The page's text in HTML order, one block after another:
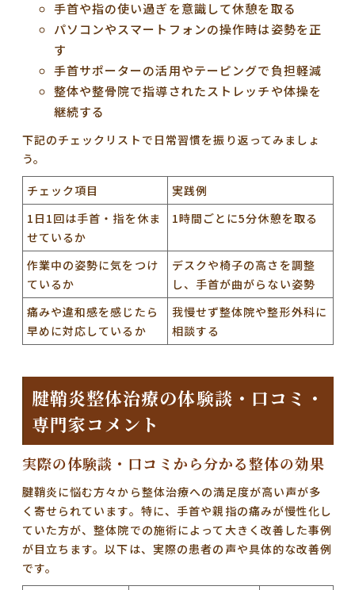
手首や指の使い過ぎを意識して休憩を取る
パソコンやスマートフォンの操作時は姿勢を正
す
手首サポーターの活用やテーピングで負担軽減
整体や整骨院で指導されたストレッチや体操を
継続する
下記のチェックリストで日常習慣を振り返ってみましょ
う。
チェック項目
実践例
1日1回は手首・指を休ま
せているか
1時間ごとに5分休憩を取る
作業中の姿勢に気をつけ
ているか
デスクや椅子の高さを調整
し、手首が曲がらない姿勢
痛みや違和感を感じたら
早めに対応しているか
我慢せず整体院や整形外科に
相談する
腱鞘炎整体治療の体験談・口コミ・
専門家コメント
実際の体験談・口コミから分かる整体の効果
腱鞘炎に悩む方々から整体治療への満足度が高い声が多
く寄せられています。特に、手首や親指の痛みが慢性化し
ていた方が、整体院での施術によって大きく改善した事例
が目立ちます。以下は、実際の患者の声や具体的な改善例
です。